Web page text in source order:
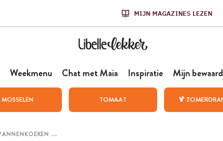
MIJN MAGAZINES LEZEN
Weekmenu Chat met Maia Inspiratie Mijn
MOSSELEN TOMAAT 🍹